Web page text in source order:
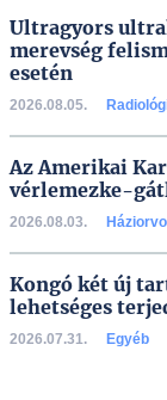
Ultragyors
merevség
esetén
2026.08.05.
Az Amerikai
vérlemezke-
2026.08.03.
Kongó két új
lehetséges
2026.07.31. Egyéb